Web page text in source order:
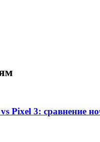
Pixel 3: сравнение